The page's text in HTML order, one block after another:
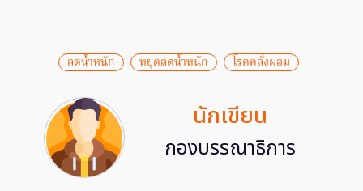
ลดน้ำหนัก หยุดลดน้ำหนัก โรคคลั่งผอม
นักเขียน
กองบรรณาธิการ